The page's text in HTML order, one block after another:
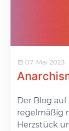
07. Mai 2023
Der Blog
regelmäßig
Herzstück